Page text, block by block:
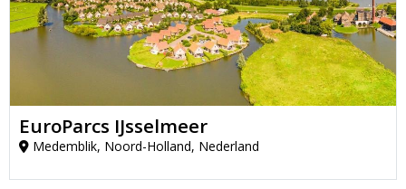
EuroParcs IJsselmeer
Medemblik, Noord-Holland, Nederland